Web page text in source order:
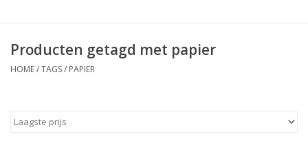
Spray Tan Starterspakketten
Selftan producten
Producten getagd met papier
HOME/TAGS/ PAPIER